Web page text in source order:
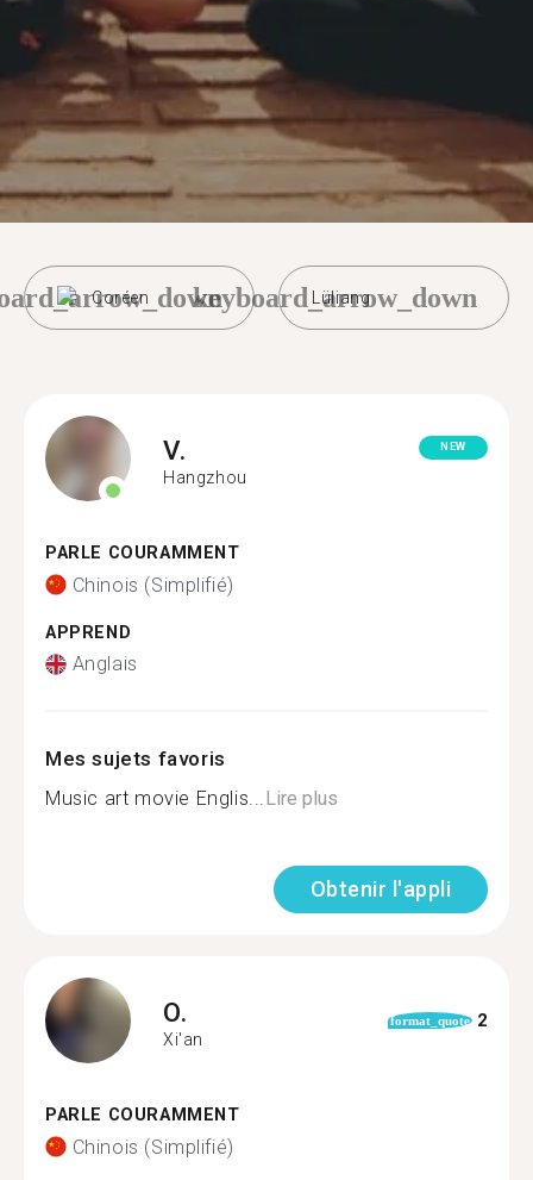
Coréen Lüliang
keyboard_arrow_down
V.
Hangzhou
NEW
PARLE COURAMMENT
Chinois (Simplifié)
APPREND
Anglais
Mes sujets favoris
Music art movie Englis...Lire plus
Obtenir l'appli
O.
Xi'an
format_quote 2
PARLE COURAMMENT
Chinois (Simplifié)